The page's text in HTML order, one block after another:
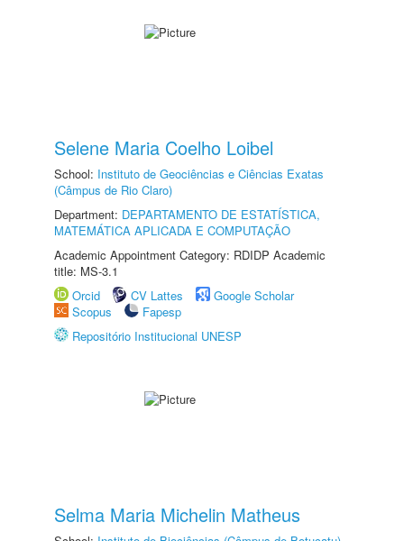
Selene Maria Coelho Loibel
School: Instituto de Geociências e Ciências Exatas
(Câmpus de Rio Claro)
Department: DEPARTAMENTO DE ESTATÍSTICA,
MATEMÁTICA APLICADA E COMPUTAÇÃO
Academic Appointment Category: RDIDP Academic
title: MS-3.1
Orcid
CV Lattes
Google Scholar
Scopus
Fapesp
Repositório Institucional UNESP
Selma Maria Michelin Matheus